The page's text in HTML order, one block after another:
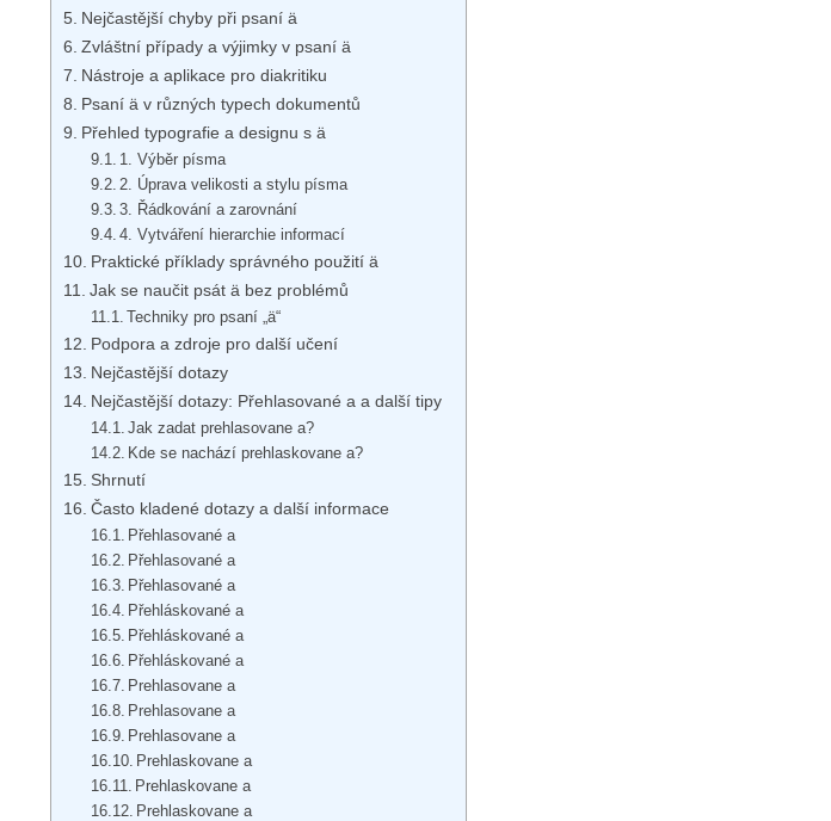
Nejčastější chyby při psaní ä
Zvláštní případy a výjimky v psaní ä
Nástroje a aplikace pro diakritiku
Psaní ä v různých typech dokumentů
Přehled typografie a designu s ä
1. Výběr písma
2. Úprava velikosti a stylu písma
3. Řádkování a zarovnání
4. Vytváření hierarchie informací
Praktické příklady správného použití ä
Jak se naučit psát ä bez problémů
Techniky pro psaní „ä“
Podpora a zdroje pro další učení
Nejčastější dotazy
Nejčastější dotazy: Přehlasované a a další tipy
Jak zadat prehlasovane a?
Kde se nachází prehlaskovane a?
Shrnutí
Často kladené dotazy a další informace
Přehlasované a
Přehlasované a
Přehlasované a
Přehláskované a
Přehláskované a
Přehláskované a
Prehlasovane a
Prehlasovane a
Prehlasovane a
Prehlaskovane a
Prehlaskovane a
Prehlaskovane a